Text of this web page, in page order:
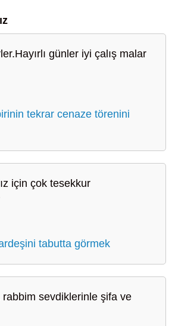
günler iyi çalış malar
tekrar cenaze törenini
için çok tesekkur
tabutta görmek
rabbim sevdiklerinle şifa ve